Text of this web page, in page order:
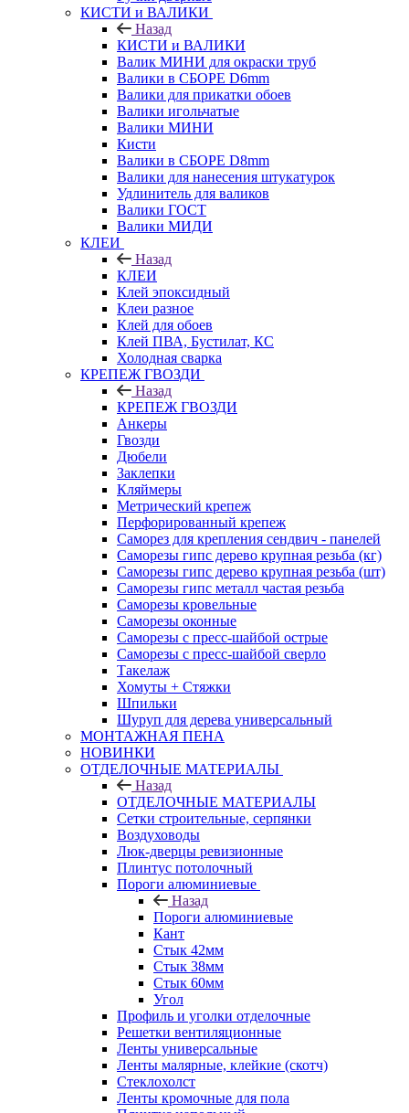
КИСТИ и ВАЛИКИ
Назад
КИСТИ и ВАЛИКИ
Валик МИНИ для окраски труб
Валики в СБОРЕ D6mm
Валики для прикатки обоев
Валики игольчатые
Валики МИНИ
Кисти
Валики в СБОРЕ D8mm
Валики для нанесения штукатурок
Удлинитель для валиков
Валики ГОСТ
Валики МИДИ
КЛЕИ
Назад
КЛЕИ
Клей эпоксидный
Клеи разное
Клей для обоев
Клей ПВА, Бустилат, КС
Холодная сварка
КРЕПЕЖ ГВОЗДИ
Назад
КРЕПЕЖ ГВОЗДИ
Анкеры
Гвозди
Дюбели
Заклепки
Кляймеры
Метрический крепеж
Перфорированный крепеж
Саморез для крепления сендвич - панелей
Саморезы гипс дерево крупная резьба (кг)
Саморезы гипс дерево крупная резьба (шт)
Саморезы гипс металл частая резьба
Саморезы кровельные
Саморезы оконные
Саморезы с пресс-шайбой острые
Саморезы с пресс-шайбой сверло
Такелаж
Хомуты + Стяжки
Шпильки
Шуруп для дерева универсальный
МОНТАЖНАЯ ПЕНА
НОВИНКИ
ОТДЕЛОЧНЫЕ МАТЕРИАЛЫ
Назад
ОТДЕЛОЧНЫЕ МАТЕРИАЛЫ
Сетки строительные, серпянки
Воздуховоды
Люк-дверцы ревизионные
Плинтус потолочный
Пороги алюминиевые
Назад
Пороги алюминиевые
Кант
Стык 42мм
Стык 38мм
Стык 60мм
Угол
Профиль и уголки отделочные
Решетки вентиляционные
Ленты универсальные
Ленты малярные, клейкие (скотч)
Стеклохолст
Ленты кромочные для пола